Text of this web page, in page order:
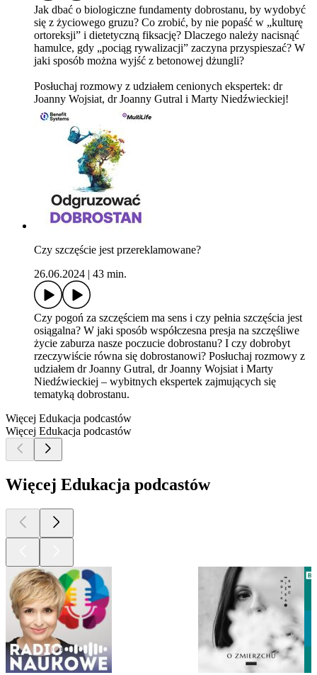
Jak dbać o biologiczne fundamenty dobrostanu, by wydobyć
się z życiowego gruzu? Co zrobić, by nie popaść w „kulturę
ortoreksji” i dietetyczną fiksację? Dlaczego należy nacisnąć
hamulce, gdy „pociąg rywalizacji” zaczyna przyspieszać? W
jaki sposób można wyjść z betonowej dżungli?
Posłuchaj rozmowy z udziałem cenionych ekspertek: dr
Joanny Wojsiat, dr Joanny Gutral i Marty Niedźwieckiej!
Czy szczęście jest przereklamowane?
26.06.2024
43 min.
Czy pogoń za szczęściem ma sens i czy pełnia szczęścia jest
osiągalna? W jaki sposób współczesna presja na szczęśliwe
życie zaburza nasze poczucie dobrostanu? I czy dobrobyt
rzeczywiście równa się dobrostanowi? Posłuchaj rozmowy z
udziałem dr Joanny Gutral, dr Joanny Wojsiat i Marty
Niedźwieckiej – wybitnych ekspertek zajmujących się
tematyką dobrostanu.
Więcej Edukacja podcastów
Więcej Edukacja podcastów
Więcej Edukacja podcastów